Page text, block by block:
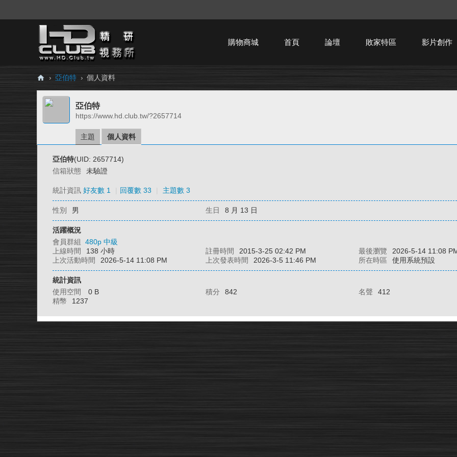
購物商城 首頁 論壇 敗家特區 影片創作
H
Cl
› 亞伯特 › 個人資料
亞伯特
https://www.hd.club.tw/?2657714
主題 個人資料
亞伯特(UID: 2657714)
信箱狀態
未驗證
統計資訊 好友數 1 回覆數 33 主題數 3
性別 男 生日 8 月 13 日
活躍概況
會員群組 480p 中級
上線時間
138 小時 註冊時間 2015-3-25 02:42 PM 最後瀏覽
2026-5-14 11:08
上次活動時間
2026-5-14 11:08 PM 上次發表時間 2026-3-5 11:46 PM 所在時區 使用系統預設
統計資訊
使用空間
0 B 積分 842 名聲
412
精幣
1237